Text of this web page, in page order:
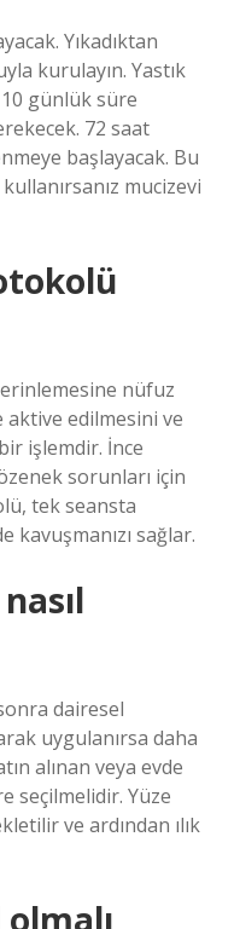
Yıkadıktan
kurulayın. Yastık
10 günlük süre
72 saat
başlayacak. Bu
mucizevi
nüfuz
edilmesini ve
işlemdir. İnce
sorunları için
tek seansta
kavuşmanızı sağlar.
dairesel
uygulanırsa daha
alınan veya evde
seçilmelidir. Yüze
ve ardından ılık
olmalı